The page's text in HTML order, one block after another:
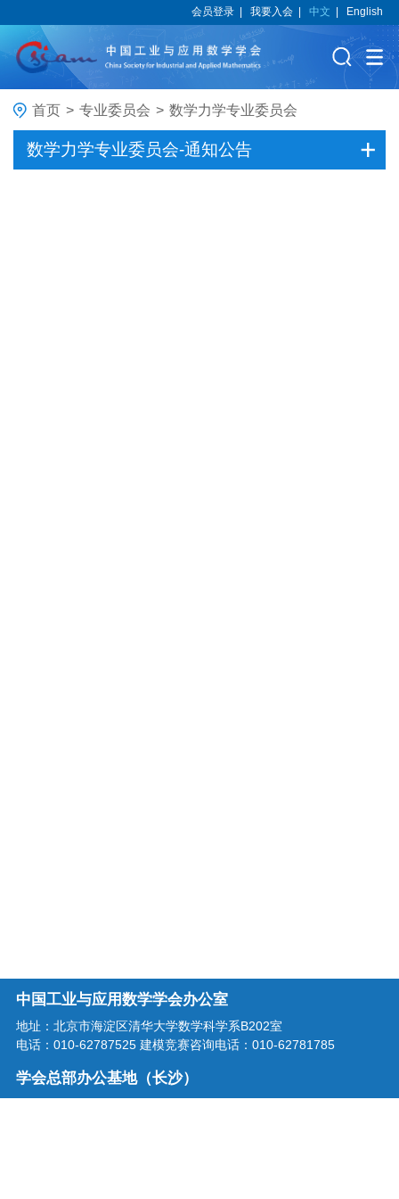
会员登录 |我要入会 |中文 English
首页 > 专业委员会 > 数学力学专业委员会
数学力学专业委员会-通知公告
中国工业与应用数学学会办公室
地址：北京市海淀区清华大学数学科学系B202室
电话：010-62787525 建模竞赛咨询电话：010-62781785
学会总部办公基地（长沙）